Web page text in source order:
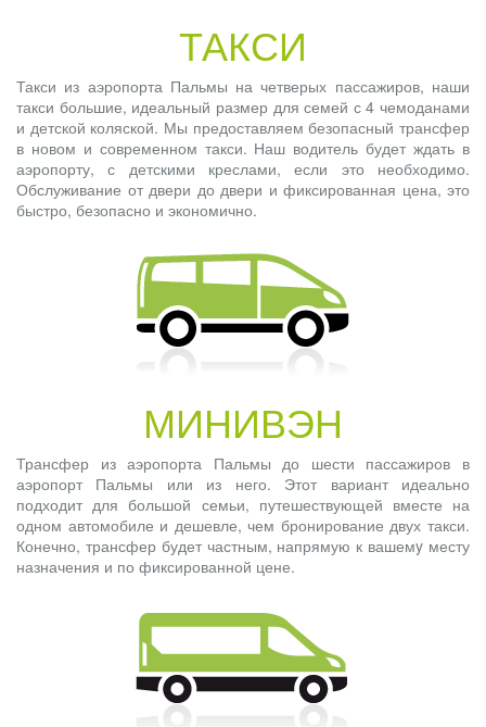
ТАКСИ
Такси из аэропорта Пальмы на четверых пассажиров, наши
такси большие, идеальный размер для семей с 4 чемоданами
и детской коляской. Мы предоставляем безопасный трансфер
в новом и современном такси. Наш водитель будет ждать в
аэропорту, с детскими креслами, если это необходимо.
Обслуживание от двери до двери и фиксированная цена, это
быстро, безопасно и экономично.
МИНИВЭН
Трансфер из аэропорта Пальмы до шести пассажиров в
аэропорт Пальмы или из него. Этот вариант идеально
подходит для большой семьи, путешествующей вместе на
одном автомобиле и дешевле, чем бронирование двух такси.
Конечно, трансфер будет частным, напрямую к вашемy месту
назначения и по фиксированной цене.